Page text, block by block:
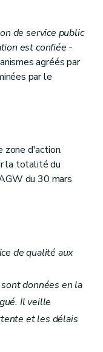
de service public
est confiée -
agréés par
par le
zone d'action.
la totalité du
du 30 mars
de qualité aux
données en la
Il veille
et les délais